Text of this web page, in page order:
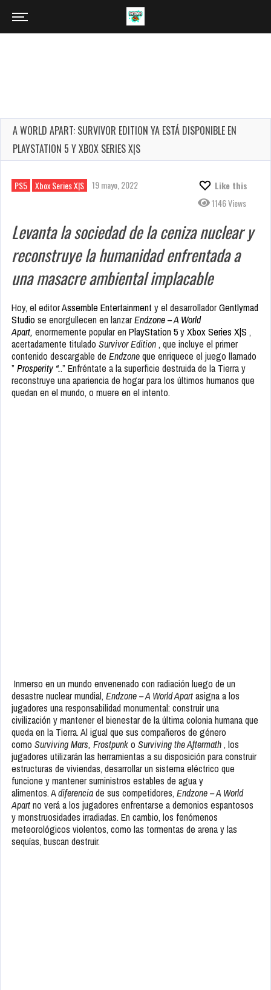
A WORLD APART: SURVIVOR EDITION YA ESTÁ DISPONIBLE EN
PLAYSTATION 5 Y XBOX SERIES X|S
PS5 Xbox Series X|S 19 mayo, 2022
Like this
1146 Views
Levanta la sociedad de la ceniza nuclear y
reconstruye la humanidad enfrentada a
una masacre ambiental implacable
Hoy, el editorAssemble Entertainment y el desarrolladorGentlymad
Studio se enorgullecen en lanzarEndzone – A World
Apart, enormemente popular en PlayStation 5yXbox Series X|S ,
acertadamente titulado Survivor Edition, que incluye el primer
contenido descargable de Endzoneque enriquece el juego llamado
” Prosperity “..” Enfréntate a la superficie destruida de la Tierra y
reconstruye una apariencia de hogar para los últimos humanos que
quedan en el mundo, o muere en el intento.
Inmerso en un mundo envenenado con radiación luego de un
desastre nuclear mundial, Endzone – A World Apartasigna a los
jugadores una responsabilidad monumental: construir una
civilización y mantener el bienestar de la última colonia humana que
queda en la Tierra. Al igual que sus compañeros de género
como Surviving Mars, Frostpunko Surviving the Aftermath, los
jugadores utilizarán las herramientas a su disposición para construir
estructuras de viviendas, desarrollar un sistema eléctrico que
funcione y mantener suministros estables de agua y
alimentos. Adiferenciade sus competidores, Endzone – A World
Apartno verá a los jugadores enfrentarse a demonios espantosos
y monstruosidades irradiadas. En cambio, los fenómenos
meteorológicos violentos, como las tormentas de arena y las
sequías, buscan destruir.